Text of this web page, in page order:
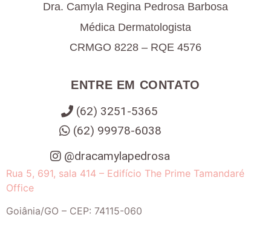
Dra. Camyla Regina Pedrosa Barbosa
Médica Dermatologista
CRMGO 8228 – RQE 4576
ENTRE EM CONTATO
(62) 3251-5365
(62) 99978-6038
@dracamylapedrosa
Rua 5, 691, sala 414 – Edifício The Prime Tamandaré
Office
Goiânia/GO – CEP: 74115-060